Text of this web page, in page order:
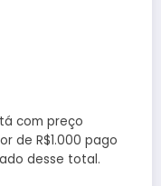
com preço
de R$1.000 pago
desse total.